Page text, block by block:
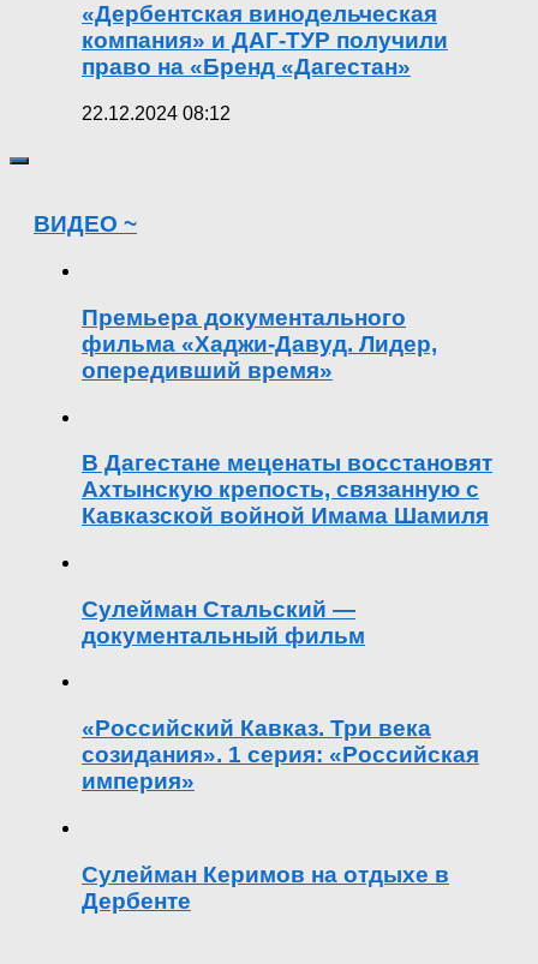
«Дербентская винодельческая
компания» и ДАГ-ТУР получили
право на «Бренд «Дагестан»
22.12.2024 08:12
ВИДЕО ~
Премьера документального
фильма «Хаджи-Давуд. Лидер,
опередивший время»
В Дагестане меценаты восстановят
Ахтынскую крепость, связанную с
Кавказской войной Имама Шамиля
Сулейман Стальский —
документальный фильм
«Российский Кавказ. Три века
созидания». 1 серия: «Российская
империя»
Сулейман Керимов на отдыхе в
Дербенте